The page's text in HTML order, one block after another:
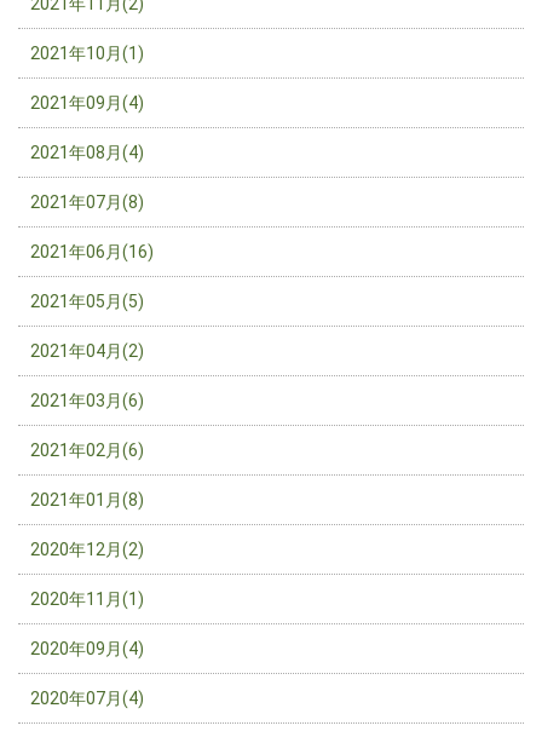
2021年10月(1)
2021年09月(4)
2021年08月(4)
2021年07月(8)
2021年06月(16)
2021年05月(5)
2021年04月(2)
2021年03月(6)
2021年02月(6)
2021年01月(8)
2020年12月(2)
2020年11月(1)
2020年09月(4)
2020年07月(4)